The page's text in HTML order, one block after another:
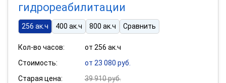
гидрореабилитации
256 ак.ч 400 ак.ч 800 ак.ч Сравнить
Кол-во часов:
от 256 ак.ч
Стоимость:
от 23 080 руб.
Старая цена:
39 910 руб.